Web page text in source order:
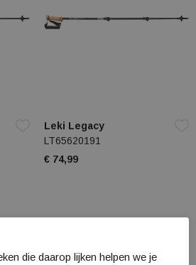
Leki Legacy
LT65620191
€ 74,99
die daarop lijken helpen we je